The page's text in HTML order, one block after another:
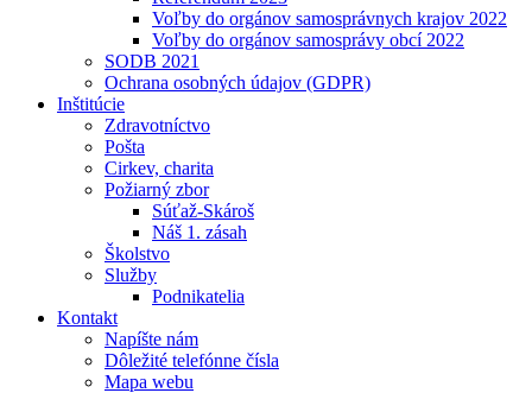
Voľby do orgánov samosprávnych krajov 2022
Voľby do orgánov samosprávy obcí 2022
SODB 2021
Ochrana osobných údajov (GDPR)
Inštitúcie
Zdravotníctvo
Pošta
Cirkev, charita
Požiarný zbor
Súťaž-Skároš
Náš 1. zásah
Školstvo
Služby
Podnikatelia
Kontakt
Napíšte nám
Dôležité telefónne čísla
Mapa webu